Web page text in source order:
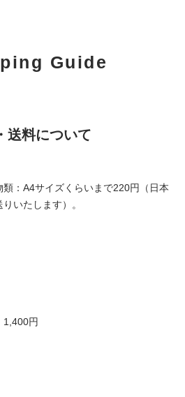
Guide
送料について
類：A4サイズくらいまで220円（日本
いたします）。
1,400円